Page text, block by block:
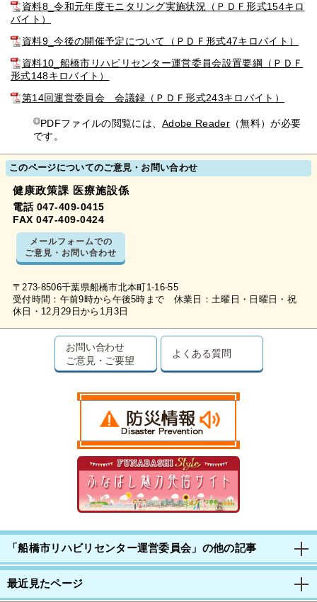
資料8_令和元年度モニタリング実施状況（ＰＤＦ形式154キロ
バイト）
資料9_今後の開催予定について（ＰＤＦ形式47キロバイト）
資料10_船橋市リハビリセンター運営委員会設置要綱（ＰＤＦ
形式148キロバイト）
第14回運営委員会 会議録（ＰＤＦ形式243キロバイト）
PDFファイルの閲覧には、Adobe Reader （無料）が必要
です。
このページについてのご意見・お問い合わせ
健康政策課 医療施設係
電話 047-409-0415
FAX 047-409-0424
メールフォームでの
ご意見・お問い合わせ
〒273-8506千葉県船橋市北本町1-16-55
受付時間：午前9時から午後5時まで 休業日：土曜日・日曜日・祝
休日・12月29日から1月3日
お問い合わせ
ご意見・ご要望
よくある質問
「船橋市リハビリセンター運営委員会」の他の記事
最近見たページ